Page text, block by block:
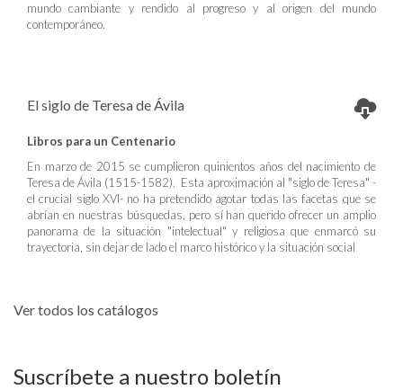
mundo cambiante y rendido al progreso y al origen del mundo
contemporáneo.
El siglo de Teresa de Ávila
Libros para un Centenario
En marzo de 2015 se cumplieron quinientos años del nacimiento de
Teresa de Ávila (1515-1582). Esta aproximación al "siglo de Teresa" -
el crucial siglo XVI- no ha pretendido agotar todas las facetas que se
abrían en nuestras búsquedas, pero sí han querido ofrecer un amplio
panorama de la situación "intelectual" y religiosa que enmarcó su
trayectoria, sin dejar de lado el marco histórico y la situación social
Ver todos los catálogos
Suscríbete a nuestro boletín